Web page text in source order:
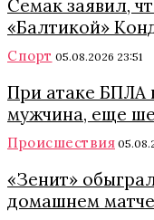
Семак заявил,
«Балтикой»
Спорт 05.08.2026 23:51
При атаке БПЛА
мужчина, еще
Происшествия
«Зенит»
домашнем